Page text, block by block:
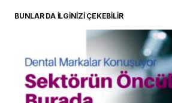
BUNLAR DA İLGİNİZİ ÇEKEBİLİR